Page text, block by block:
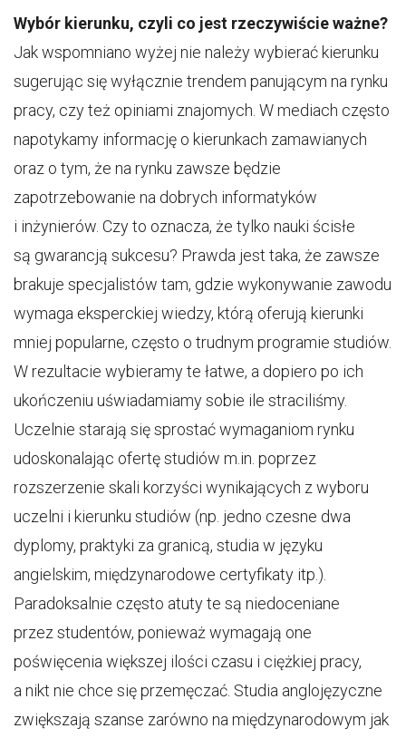
Wybór kierunku, czyli co jest rzeczywiście ważne?
Jak wspomniano wyżej nie należy wybierać kierunku
sugerując się wyłącznie trendem panującym na rynku
pracy, czy też opiniami znajomych. W mediach często
napotykamy informację o kierunkach zamawianych
oraz o tym, że na rynku zawsze będzie
zapotrzebowanie na dobrych informatyków
i inżynierów. Czy to oznacza, że tylko nauki ścisłe
są gwarancją sukcesu? Prawda jest taka, że zawsze
brakuje specjalistów tam, gdzie wykonywanie zawodu
wymaga eksperckiej wiedzy, którą oferują kierunki
mniej popularne, często o trudnym programie studiów.
W rezultacie wybieramy te łatwe, a dopiero po ich
ukończeniu uświadamiamy sobie ile straciliśmy.
Uczelnie starają się sprostać wymaganiom rynku
udoskonalając ofertę studiów m.in. poprzez
rozszerzenie skali korzyści wynikających z wyboru
uczelni i kierunku studiów (np. jedno czesne dwa
dyplomy, praktyki za granicą, studia w języku
angielskim, międzynarodowe certyfikaty itp.).
Paradoksalnie często atuty te są niedoceniane
przez studentów, ponieważ wymagają one
poświęcenia większej ilości czasu i ciężkiej pracy,
a nikt nie chce się przemęczać. Studia anglojęzyczne
zwiększają szanse zarówno na międzynarodowym jak